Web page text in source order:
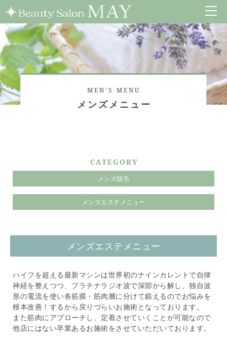
MEN'S MENU
メンズメニュー
CATEGORY
メンズ脱毛
メンズエステメニュー
メンズエステメニュー
ハイフを超える最新マシンは世界初のナインカレントで自律
神経を整えつつ、プラチナラジオ波で深部から解し、独自波
形の電流を使い各筋膜・筋肉層に分けて鍛えるのでお悩みを
根本改善！するから戻りづらいお施術となっております。
また筋肉にアプローチし、定着させていくことが可能なので
他店にはない卒業あるお施術をさせていただいております。